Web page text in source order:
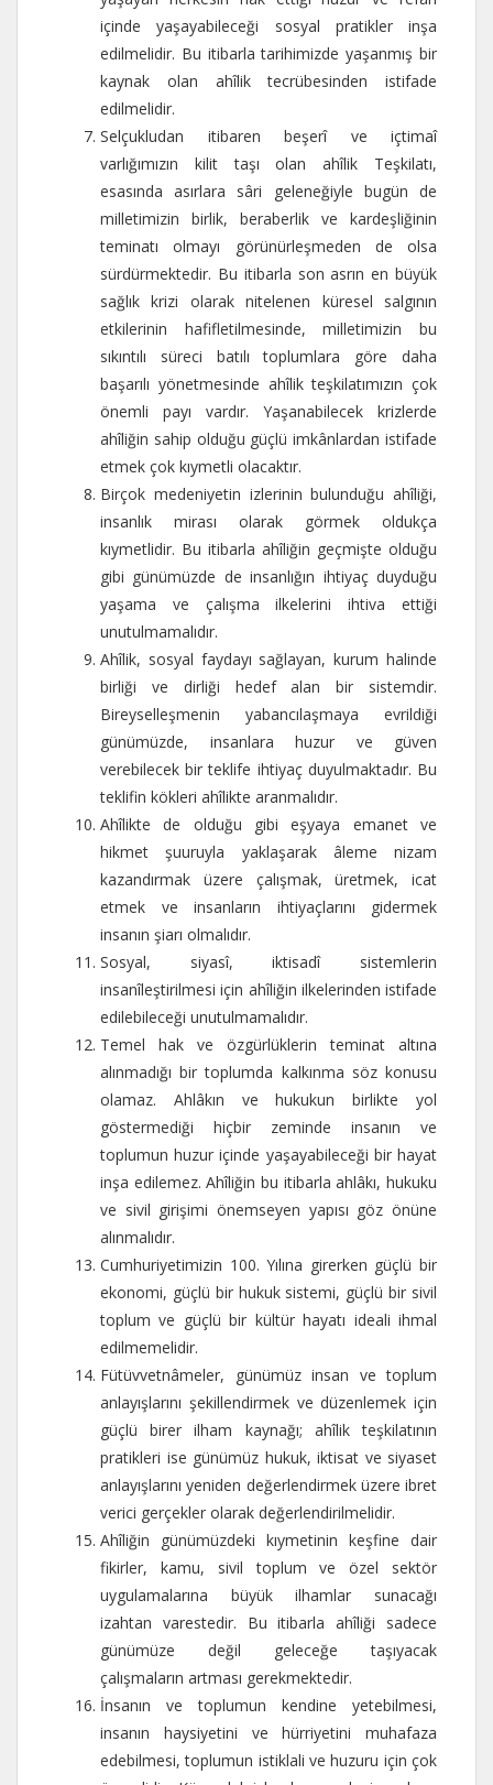
içinde yaşayabileceği sosyal pratikler inşa
edilmelidir. Bu itibarla tarihimizde yaşanmış bir
kaynak olan ahîlik tecrübesinden istifade
edilmelidir.
Selçukludan itibaren beşerî ve içtimaî
varlığımızın kilit taşı olan ahîlik Teşkilatı,
esasında asırlara sâri geleneğiyle bugün de
milletimizin birlik, beraberlik ve kardeşliğinin
teminatı olmayı görünürleşmeden de olsa
sürdürmektedir. Bu itibarla son asrın en büyük
sağlık krizi olarak nitelenen küresel salgının
etkilerinin hafifletilmesinde, milletimizin bu
sıkıntılı süreci batılı toplumlara göre daha
başarılı yönetmesinde ahîlik teşkilatımızın çok
önemli payı vardır. Yaşanabilecek krizlerde
ahîliğin sahip olduğu güçlü imkânlardan istifade
etmek çok kıymetli olacaktır.
Birçok medeniyetin izlerinin bulunduğu ahîliği,
insanlık mirası olarak görmek oldukça
kıymetlidir. Bu itibarla ahîliğin geçmişte olduğu
gibi günümüzde de insanlığın ihtiyaç duyduğu
yaşama ve çalışma ilkelerini ihtiva ettiği
unutulmamalıdır.
Ahîlik, sosyal faydayı sağlayan, kurum halinde
birliği ve dirliği hedef alan bir sistemdir.
Bireyselleşmenin yabancılaşmaya evrildiği
günümüzde, insanlara huzur ve güven
verebilecek bir teklife ihtiyaç duyulmaktadır. Bu
teklifin kökleri ahîlikte aranmalıdır.
Ahîlikte de olduğu gibi eşyaya emanet ve
hikmet şuuruyla yaklaşarak âleme nizam
kazandırmak üzere çalışmak, üretmek, icat
etmek ve insanların ihtiyaçlarını gidermek
insanın şiarı olmalıdır.
Sosyal, siyasî, iktisadî sistemlerin
insanîleştirilmesi için ahîliğin ilkelerinden istifade
edilebileceği unutulmamalıdır.
Temel hak ve özgürlüklerin teminat altına
alınmadığı bir toplumda kalkınma söz konusu
olamaz. Ahlâkın ve hukukun birlikte yol
göstermediği hiçbir zeminde insanın ve
toplumun huzur içinde yaşayabileceği bir hayat
inşa edilemez. Ahîliğin bu itibarla ahlâkı, hukuku
ve sivil girişimi önemseyen yapısı göz önüne
alınmalıdır.
Cumhuriyetimizin 100. Yılına girerken güçlü bir
ekonomi, güçlü bir hukuk sistemi, güçlü bir sivil
toplum ve güçlü bir kültür hayatı ideali ihmal
edilmemelidir.
Fütüvvetnâmeler, günümüz insan ve toplum
anlayışlarını şekillendirmek ve düzenlemek için
güçlü birer ilham kaynağı; ahîlik teşkilatının
pratikleri ise günümüz hukuk, iktisat ve siyaset
anlayışlarını yeniden değerlendirmek üzere ibret
verici gerçekler olarak değerlendirilmelidir.
Ahîliğin günümüzdeki kıymetinin keşfine dair
fikirler, kamu, sivil toplum ve özel sektör
uygulamalarına büyük ilhamlar sunacağı
izahtan varestedir. Bu itibarla ahîliği sadece
günümüze değil geleceğe taşıyacak
çalışmaların artması gerekmektedir.
İnsanın ve toplumun kendine yetebilmesi,
insanın haysiyetini ve hürriyetini muhafaza
edebilmesi, toplumun istiklali ve huzuru için çok